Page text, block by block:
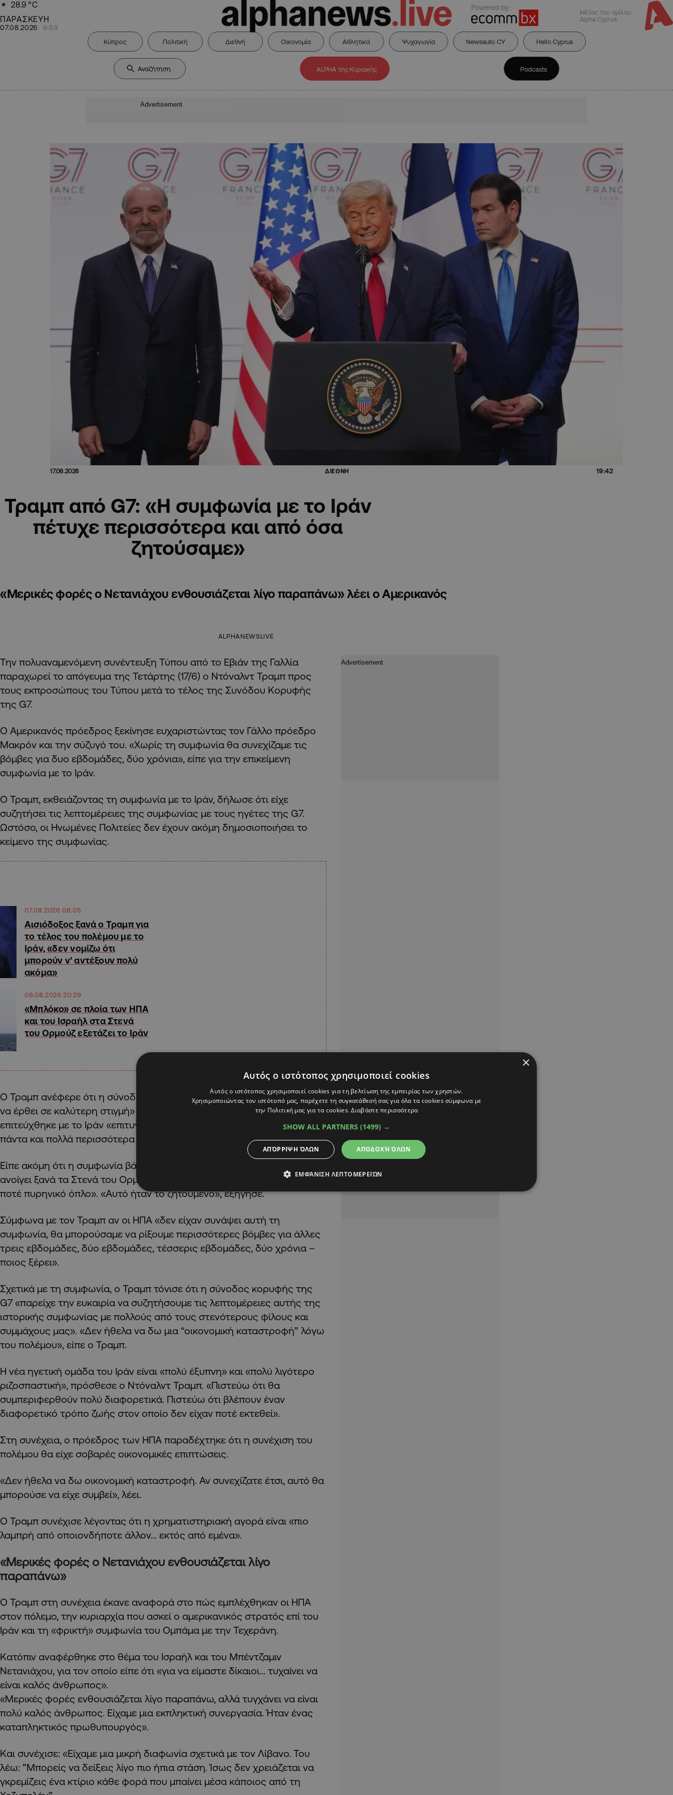
28.9 °C
ΠΑΡΑΣΚΕΥΗ
07.08.2026 9:59
Powered by:
Μέλος του ομίλου
Alpha Cyprus
Κύπρος Πολιτική Διεθνή Οικονομία Αθλητικά Ψυχαγωγία Newsauto CY Hello Cyprus
ALPHA της Κυριακής Podcasts
Advertisement
17.06.2026 ΔΙΕΘΝΗ 19:42
Τραμπ από G7: «Η συμφωνία με το Ιράν
πέτυχε περισσότερα και από όσα
ζητούσαμε»
«Μερικές φορές ο Νετανιάχου ενθουσιάζεται λίγο παραπάνω» λέει ο Αμερικανός
ALPHANEWSLIVE
Την πολυαναμενόμενη συνέντευξη Τύπου από το Εβιάν της Γαλλία
παραχωρεί το απόγευμα της Τετάρτης (17/6) ο Ντόναλντ Τραμπ προς
τους εκπροσώπους του Τύπου μετά το τέλος της Συνόδου Κορυφής
της G7.
Ο Αμερικανός πρόεδρος ξεκίνησε ευχαριστώντας τον Γάλλο πρόεδρο
Μακρόν και την σύζυγό του. «Χωρίς τη συμφωνία θα συνεχίζαμε τις
βόμβες για δυο εβδομάδες, δύο χρόνια», είπε για την επικείμενη
συμφωνία με το Ιράν.
Ο Τραμπ, εκθειάζοντας τη συμφωνία με το Ιράν, δήλωσε ότι είχε
συζητήσει τις λεπτομέρειες της συμφωνίας με τους ηγέτες της G7.
Ωστόσο, οι Ηνωμένες Πολιτείες δεν έχουν ακόμη δημοσιοποιήσει το
κείμενο της συμφωνίας.
07.08.2026 08:05
Αισιόδοξος ξανά ο Τραμπ για
το τέλος του πολέμου με το
Ιράν, «δεν νομίζω ότι
μπορούν ν’ αντέξουν πολύ
ακόμα»
06.08.2026 20:29
«Μπλόκο» σε πλοία των ΗΠΑ
και του Ισραήλ στα Στενά
του Ορμούζ εξετάζει το Ιράν
Ο Τραμπ ανέφερε ότι η σύνοδος της G7 στη Γαλλία «δεν θα μπορούσε
να έρθει σε καλύτερη στιγμή» και πρόσθεσε ότι η συμφωνία που
επιτεύχθηκε με το Ιράν «επιτυγχάνει όλα όσα θέσαμε ως στόχο, τα
πάντα και πολλά περισσότερα από όσα ζητούσαμε».
Είπε ακόμη ότι η συμφωνία βάζει τέλος στην τρέχουσα σύγκρουση,
ανοίγει ξανά τα Στενά του Ορμούζ και εμποδίζει το Ιράν να «αποκτήσει
ποτέ πυρηνικό όπλο». «Αυτό ήταν το ζητούμενο», εξήγησε.
Σύμφωνα με τον Τραμπ αν οι ΗΠΑ «δεν είχαν συνάψει αυτή τη
συμφωνία, θα μπορούσαμε να ρίξουμε περισσότερες βόμβες για άλλες
τρεις εβδομάδες, δύο εβδομάδες, τέσσερις εβδομάδες, δύο χρόνια –
ποιος ξέρει».
Σχετικά με τη συμφωνία, ο Τραμπ τόνισε ότι η σύνοδος κορυφής της
G7 «παρείχε την ευκαιρία να συζητήσουμε τις λεπτομέρειες αυτής της
ιστορικής συμφωνίας με πολλούς από τους στενότερους φίλους και
συμμάχους μας». «Δεν ήθελα να δω μια “οικονομική καταστροφή” λόγω
του πολέμου», είπε ο Τραμπ.
Η νέα ηγετική ομάδα του Ιράν είναι «πολύ έξυπνη» και «πολύ λιγότερο
ριζοσπαστική», πρόσθεσε ο Ντόναλντ Τραμπ. «Πιστεύω ότι θα
συμπεριφερθούν πολύ διαφορετικά. Πιστεύω ότι βλέπουν έναν
διαφορετικό τρόπο ζωής στον οποίο δεν είχαν ποτέ εκτεθεί».
Στη συνέχεια, ο πρόεδρος των ΗΠΑ παραδέχτηκε ότι η συνέχιση του
πολέμου θα είχε σοβαρές οικονομικές επιπτώσεις.
«Δεν ήθελα να δω οικονομική καταστροφή. Αν συνεχίζατε έτσι, αυτό θα
μπορούσε να είχε συμβεί», λέει.
Ο Τραμπ συνέχισε λέγοντας ότι η χρηματιστηριακή αγορά είναι «πιο
λαμπρή από οποιονδήποτε άλλον… εκτός από εμένα».
«Μερικές φορές ο Νετανιάχου ενθουσιάζεται λίγο
παραπάνω»
Ο Τραμπ στη συνέχεια έκανε αναφορά στο πώς εμπλέχθηκαν οι ΗΠΑ
στον πόλεμο, την κυριαρχία που ασκεί ο αμερικανικός στρατός επί του
Ιράν και τη «φρικτή» συμφωνία του Ομπάμα με την Τεχεράνη.
Κατόπιν αναφέρθηκε στο θέμα του Ισραήλ και του Μπέντζαμιν
Νετανιάχου, για τον οποίο είπε ότι «για να είμαστε δίκαιοι… τυχαίνει να
είναι καλός άνθρωπος».
«Μερικές φορές ενθουσιάζεται λίγο παραπάνω, αλλά τυγχάνει να είναι
πολύ καλός άνθρωπος. Είχαμε μια εκπληκτική συνεργασία. Ήταν ένας
καταπληκτικός πρωθυπουργός».
Και συνέχισε: «Είχαμε μια μικρή διαφωνία σχετικά με τον Λίβανο. Του
λέω: ”Μπορείς να δείξεις λίγο πιο ήπια στάση. Ίσως δεν χρειάζεται να
γκρεμίζεις ένα κτίριο κάθε φορά που μπαίνει μέσα κάποιος από τη
×
Αυτός ο ιστότοπος χρησιμοποιεί cookies
Αυτός ο ιστότοπος χρησιμοποιεί cookies για τη βελτίωση της εμπειρίας των χρηστών.
Χρησιμοποιώντας τον ιστότοπό μας, παρέχετε τη συγκατάθεσή σας για όλα τα cookies σύμφωνα με
την Πολιτική μας για τα cookies.Διαβάστε περισσότερα
SHOW ALL PARTNERS (1499) →
ΑΠΟΔΟΧΉ ΌΛΩΝ
ΑΠΌΡΡΙΨΗ ΌΛΩΝ
ΕΜΦΆΝΙΣΗ ΛΕΠΤΟΜΕΡΕΙΏΝ